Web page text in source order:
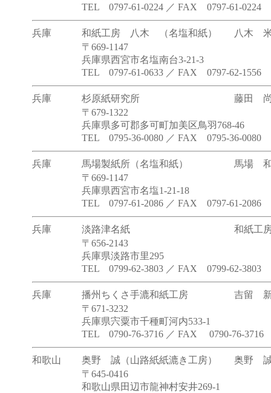
TEL 0797-61-0224 ／ FAX 0797-61-0224
兵庫 和紙工房 八木 （名塩和紙）
八木
〒669-1147
兵庫県西宮市名塩南台3-21-3
TEL 0797-61-0633 ／ FAX 0797-62-1556
兵庫 杉原紙研究所
藤田 尚
〒679-1322
兵庫県多可郡多可町加美区鳥羽768-46
TEL 0795-36-0080 ／ FAX 0795-36-0080
兵庫 馬場製紙所（名塩和紙）
馬場 和
〒669-1147
兵庫県西宮市名塩1-21-18
TEL 0797-61-2086 ／ FAX 0797-61-2086
兵庫 淡路津名紙
和紙工
〒656-2143
兵庫県淡路市里295
TEL 0799-62-3803 ／ FAX 0799-62-3803
兵庫 播州ちくさ手漉和紙工房
吉留 新
〒671-3232
兵庫県宍粟市千種町河内533-1
TEL 0790-76-3716 ／ FAX 0790-76-3716
和歌山 奥野 誠（山路紙紙漉き工房）
奥野 誠
〒645-0416
和歌山県田辺市龍神村安井269-1